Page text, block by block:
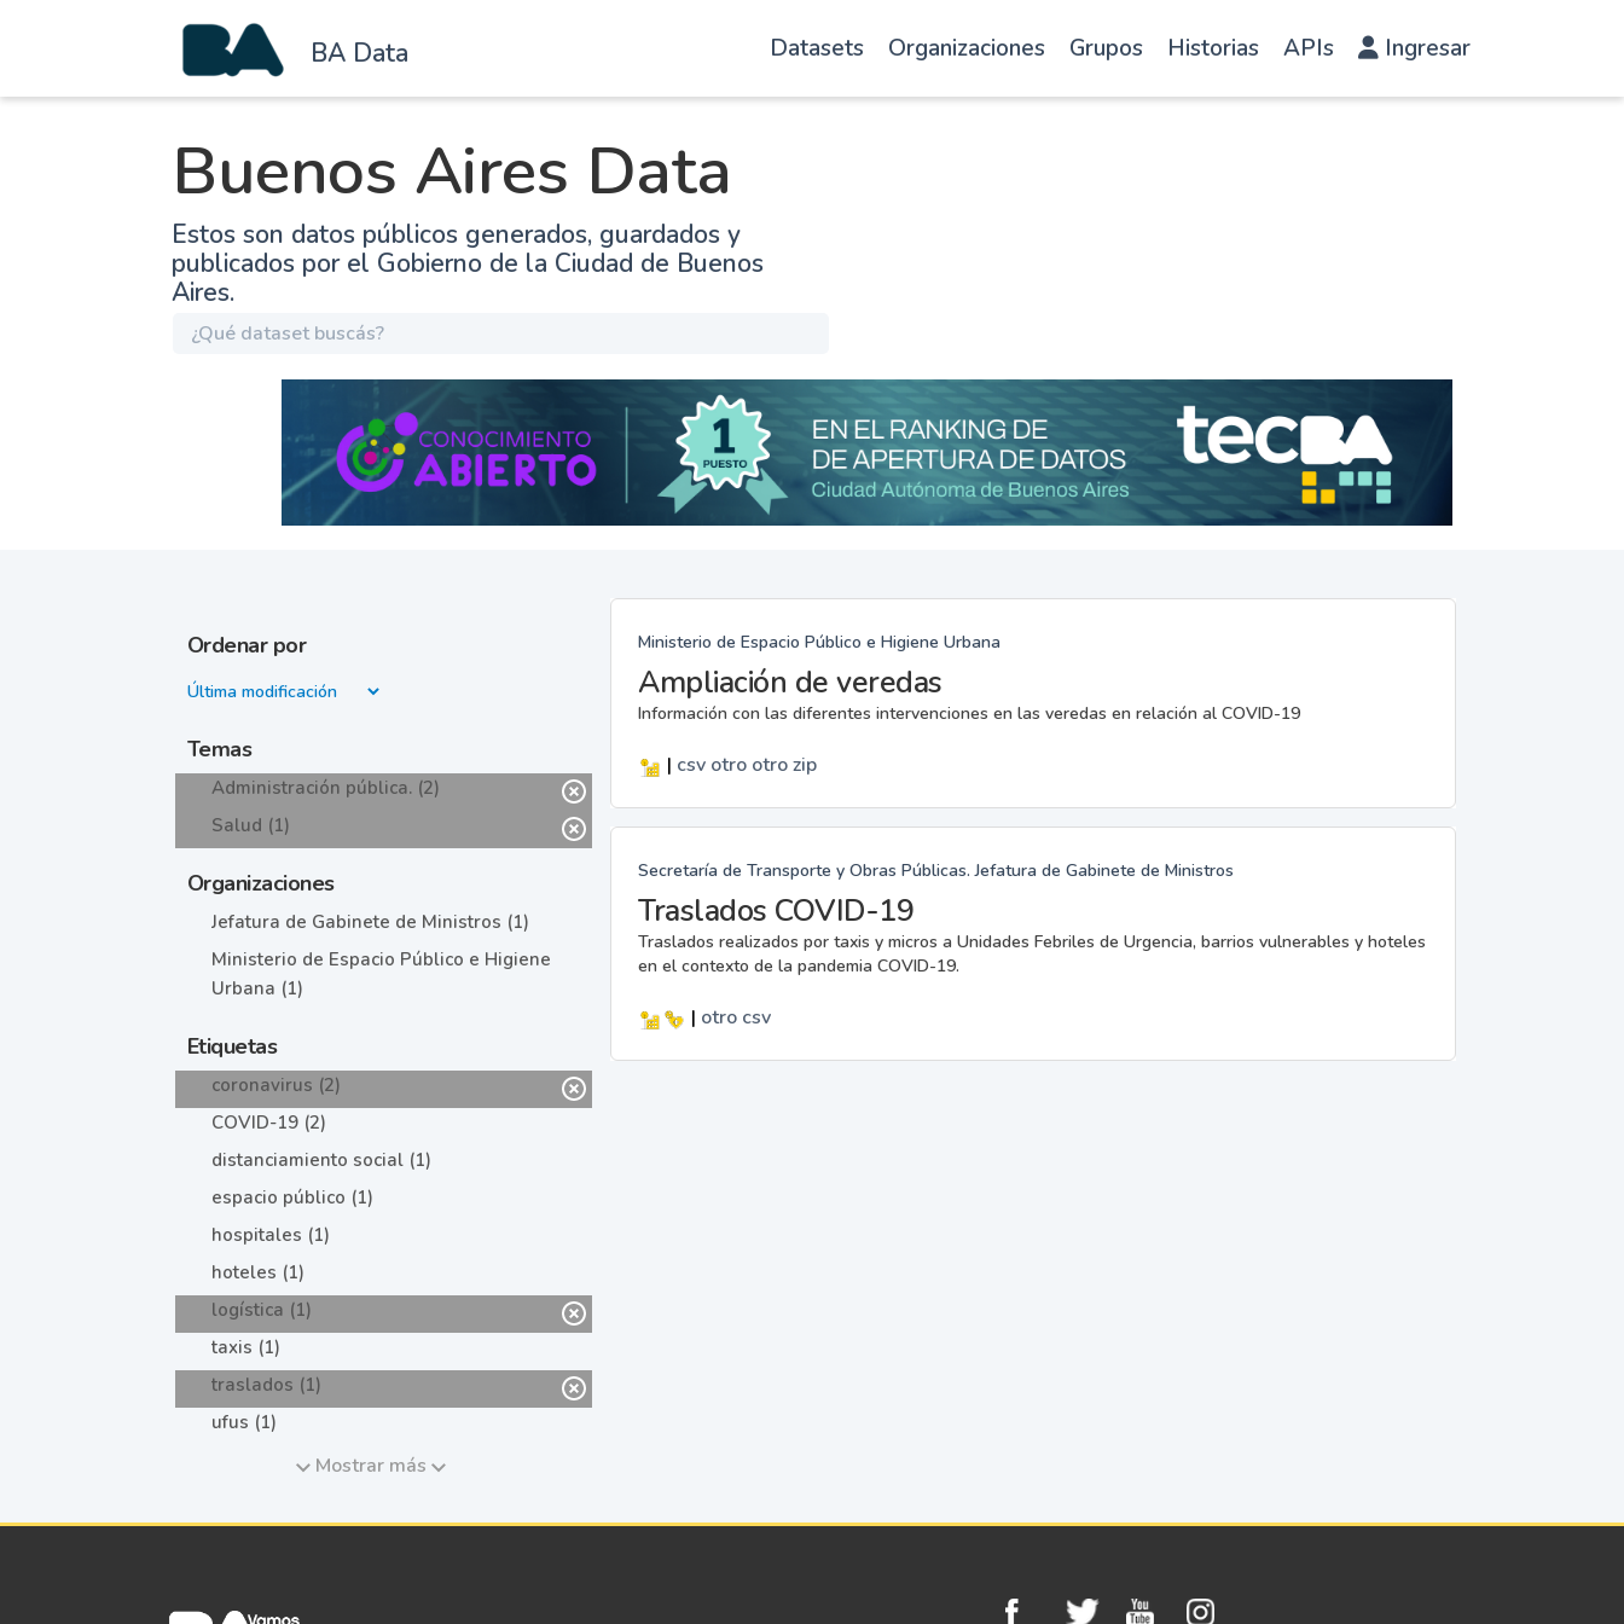
BA Data Datasets Organizaciones Grupos Historias APIs Ingresar
Buenos Aires Data
Estos son datos públicos generados, guardados y
publicados por el Gobierno de la Ciudad de Buenos
Aires.
Ordenar por
Temas
Administración pública. (2)
Salud (1)
Organizaciones
Jefatura de Gabinete de Ministros (1)
Ministerio de Espacio Público e Higiene
Urbana (1)
Etiquetas
coronavirus (2)
COVID-19 (2)
distanciamiento social (1)
espacio público (1)
hospitales (1)
hoteles (1)
logística (1)
taxis (1)
traslados (1)
ufus (1)
Mostrar más
Ministerio de Espacio Público e Higiene Urbana
Ampliación de veredas
Información con las diferentes intervenciones en las veredas en relación al COVID-19
| csv otro otrozip
Secretaría de Transporte y Obras Públicas. Jefatura de Gabinete de Ministros
Traslados COVID-19
Traslados realizados por taxis y micros a Unidades Febriles de Urgencia, barrios vulnerables y hoteles
en el contexto de la pandemia COVID-19.
| otro csv